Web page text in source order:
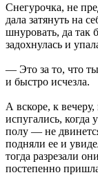
Снегурочка, не
дала затянуть на
шнуровать, да так
задохнулась и
— Это за то, что
и быстро исчезла.
А вскоре, к
испугались, когда
полу — не
подняли ее и
тогда разрезали
постепенно